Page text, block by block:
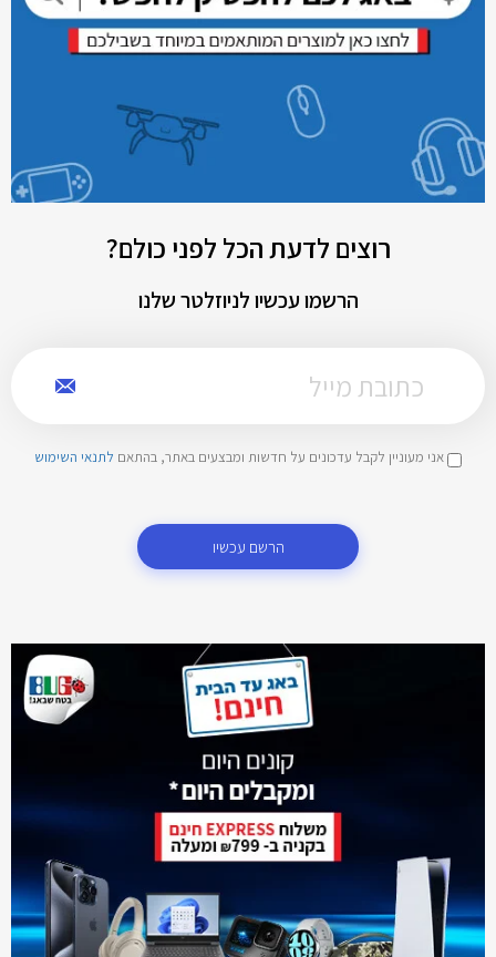
רוצים לדעת הכל לפני כולם?
הרשמו עכשיו לניוזלטר שלנו
אני מעוניין לקבל עדכונים על חדשות ומבצעים באתר, בהתאם לתנאי השימוש
הרשם עכשיו